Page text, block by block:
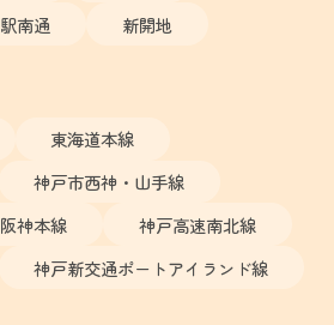
駅南通
新開地
東海道本線
神戸市西神・山手線
阪神本線
神戸高速南北線
神戸新交通ポートアイランド線